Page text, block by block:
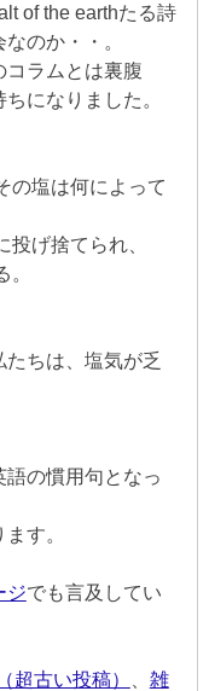
of the earthたる詩
のか・・。
コラムとは裏腹
になりました。
の塩は何によって
げ捨てられ、
ちは、塩気が乏
語の慣用句となっ
す。
ジでも言及してい
超古い投稿）
雑